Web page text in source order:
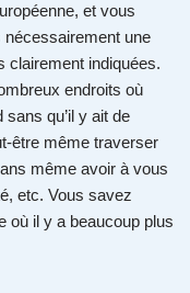
et vous
nécessairement une
clairement indiquées.
endroits où
qu’il y ait de
être même traverser
même avoir à vous
etc. Vous savez
où il y a beaucoup plus